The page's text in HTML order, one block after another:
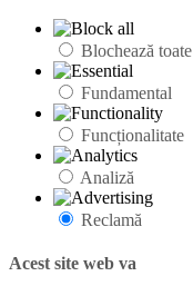
Blochează toate
Fundamental
Funcționalitate
Analiză
Reclamă
Acest site web va